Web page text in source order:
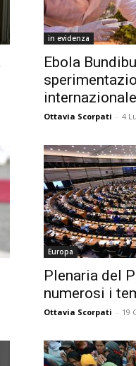
in evidenza
Ebola
internazionale
Ottavia Scorpati - 4
Europa
Plenaria del
numerosi i
Ottavia Scorpati - 19